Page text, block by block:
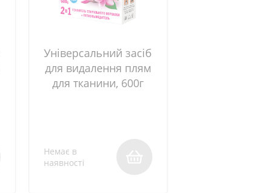
Універсальний засіб
для видалення плям
для тканини, 600г
Немає в
наявності